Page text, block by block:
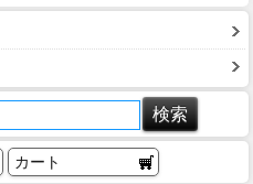
カート